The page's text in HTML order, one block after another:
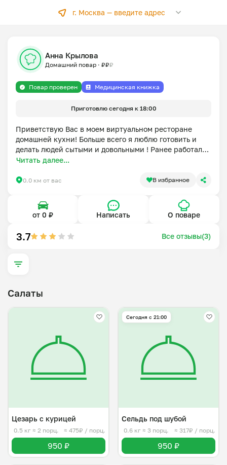
г. Москва —введите адрес
Анна Крылова
Домашний повар · ₽₽₽
Повар проверен Медицинская книжка
Приготовлю сегодня к 18:00
Приветствую Вас в моем виртуальном ресторане
домашней кухни! Больше всего я люблю готовить и
делать людей сытыми и довольными ! Ранее работала
в известных Московских ресторанах и имею
здоровое но при этом вкусное и полезное питание!
любовью .
Читать далее...
0.0 км от вас В избранное
от 0 ₽ Написать О поваре
3.7 Все отзывы(3)
Салаты
Цезарь с курицей
0.5 кг ≈ 2 порц. ≈ 475₽ / порц.
950 ₽
Сегодня с 21:00
Сельдь под шубой
0.6 кг ≈ 3 порц. ≈ 317₽ / порц.
950 ₽